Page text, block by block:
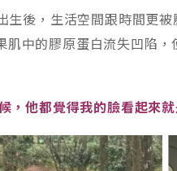
後，生活空間跟時間更
中的膠原蛋白流失凹陷
他都覺得我的臉看起來就